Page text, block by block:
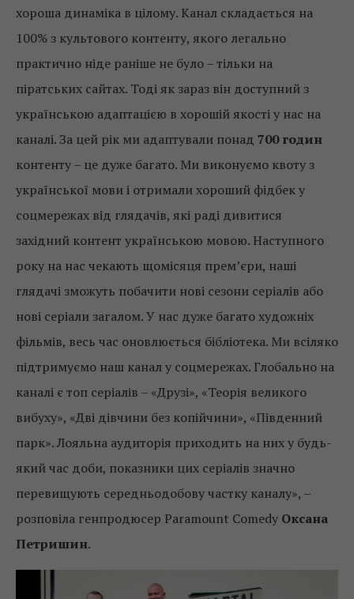
хороша динаміка в цілому. Канал складається на
100% з культового контенту, якого легально
практично ніде раніше не було – тільки на
піратських сайтах. Тоді як зараз він доступний з
українською адаптацією в хорошій якості у нас на
каналі. За цей рік ми адаптували понад 700 годин
контенту – це дуже багато. Ми виконуємо квоту з
української мови і отримали хороший фідбек у
соцмережах від глядачів, які раді дивитися
західний контент українською мовою. Наступного
року на нас чекають щомісяця прем’єри, наші
глядачі зможуть побачити нові сезони серіалів або
нові серіали загалом. У нас дуже багато художніх
фільмів, весь час оновлюється бібліотека. Ми всіляко
підтримуємо наш канал у соцмережах. Глобально на
каналі є топ серіалів – «Друзі», «Теорія великого
вибуху», «Дві дівчини без копійчини», «Південний
парк». Лояльна аудиторія приходить на них у будь-
який час доби, показники цих серіалів значно
перевищують середньодобову частку каналу», –
розповіла генпродюсер Paramount Comedy Оксана
Петришин.